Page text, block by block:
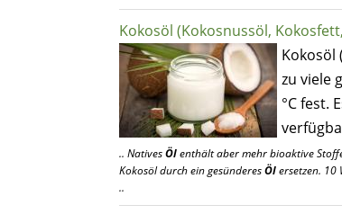
Kokosöl (Kokosnussöl,
Kokosöl
zu viele
°C fest.
.. NativesÖlenthält aber mehr bioaktive
Kokosöl durch ein gesünderesÖlersetzen. 10
..